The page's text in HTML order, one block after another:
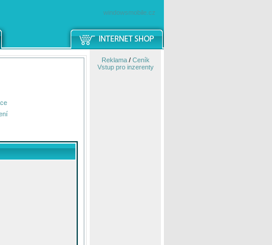
windowsmobile.cz
Reklama/ Ceník
Vstup pro inzerenty